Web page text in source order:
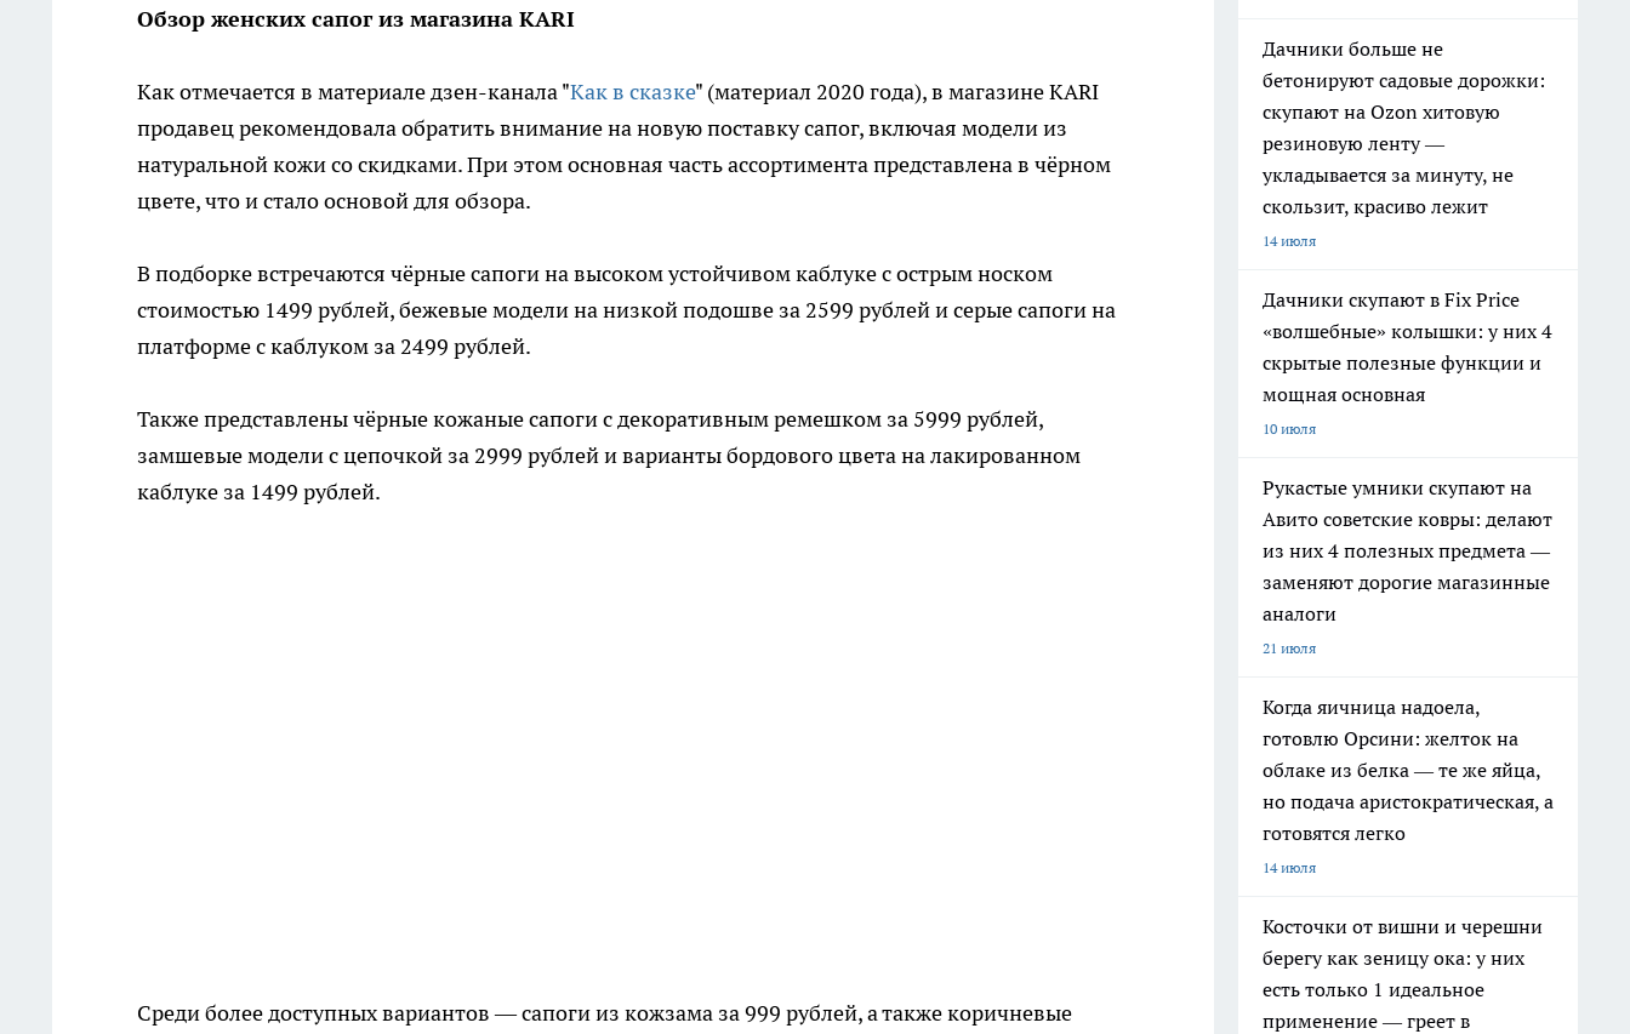
Обзор женских сапог из магазина KARI
Как отмечается в материале дзен-канала "Как в сказке" (материал 2020 года), в магазине KARI
продавец рекомендовала обратить внимание на новую поставку сапог, включая модели из
натуральной кожи со скидками. При этом основная часть ассортимента представлена в чёрном
цвете, что и стало основой для обзора.
В подборке встречаются чёрные сапоги на высоком устойчивом каблуке с острым носком
стоимостью 1499 рублей, бежевые модели на низкой подошве за 2599 рублей и серые сапоги на
платформе с каблуком за 2499 рублей.
Также представлены чёрные кожаные сапоги с декоративным ремешком за 5999 рублей,
замшевые модели с цепочкой за 2999 рублей и варианты бордового цвета на лакированном
каблуке за 1499 рублей.
Среди более доступных вариантов — сапоги из кожзама за 999 рублей, а также коричневые
Дачники больше не
бетонируют садовые дорожки:
скупают на Ozon хитовую
резиновую ленту —
укладывается за минуту, не
скользит, красиво лежит
14 июля
Дачники скупают в Fix Price
«волшебные» колышки: у них 4
скрытые полезные функции и
мощная основная
10 июля
Рукастые умники скупают на
Авито советские ковры: делают
из них 4 полезных предмета —
заменяют дорогие магазинные
аналоги
21 июля
Когда яичница надоела,
готовлю Орсини: желток на
облаке из белка — те же яйца,
но подача аристократическая, а
готовятся легко
14 июля
Косточки от вишни и черешни
берегу как зеницу ока: у них
есть только 1 идеальное
применение — греет в